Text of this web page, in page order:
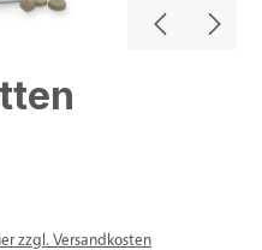
zzgl. Versandkosten